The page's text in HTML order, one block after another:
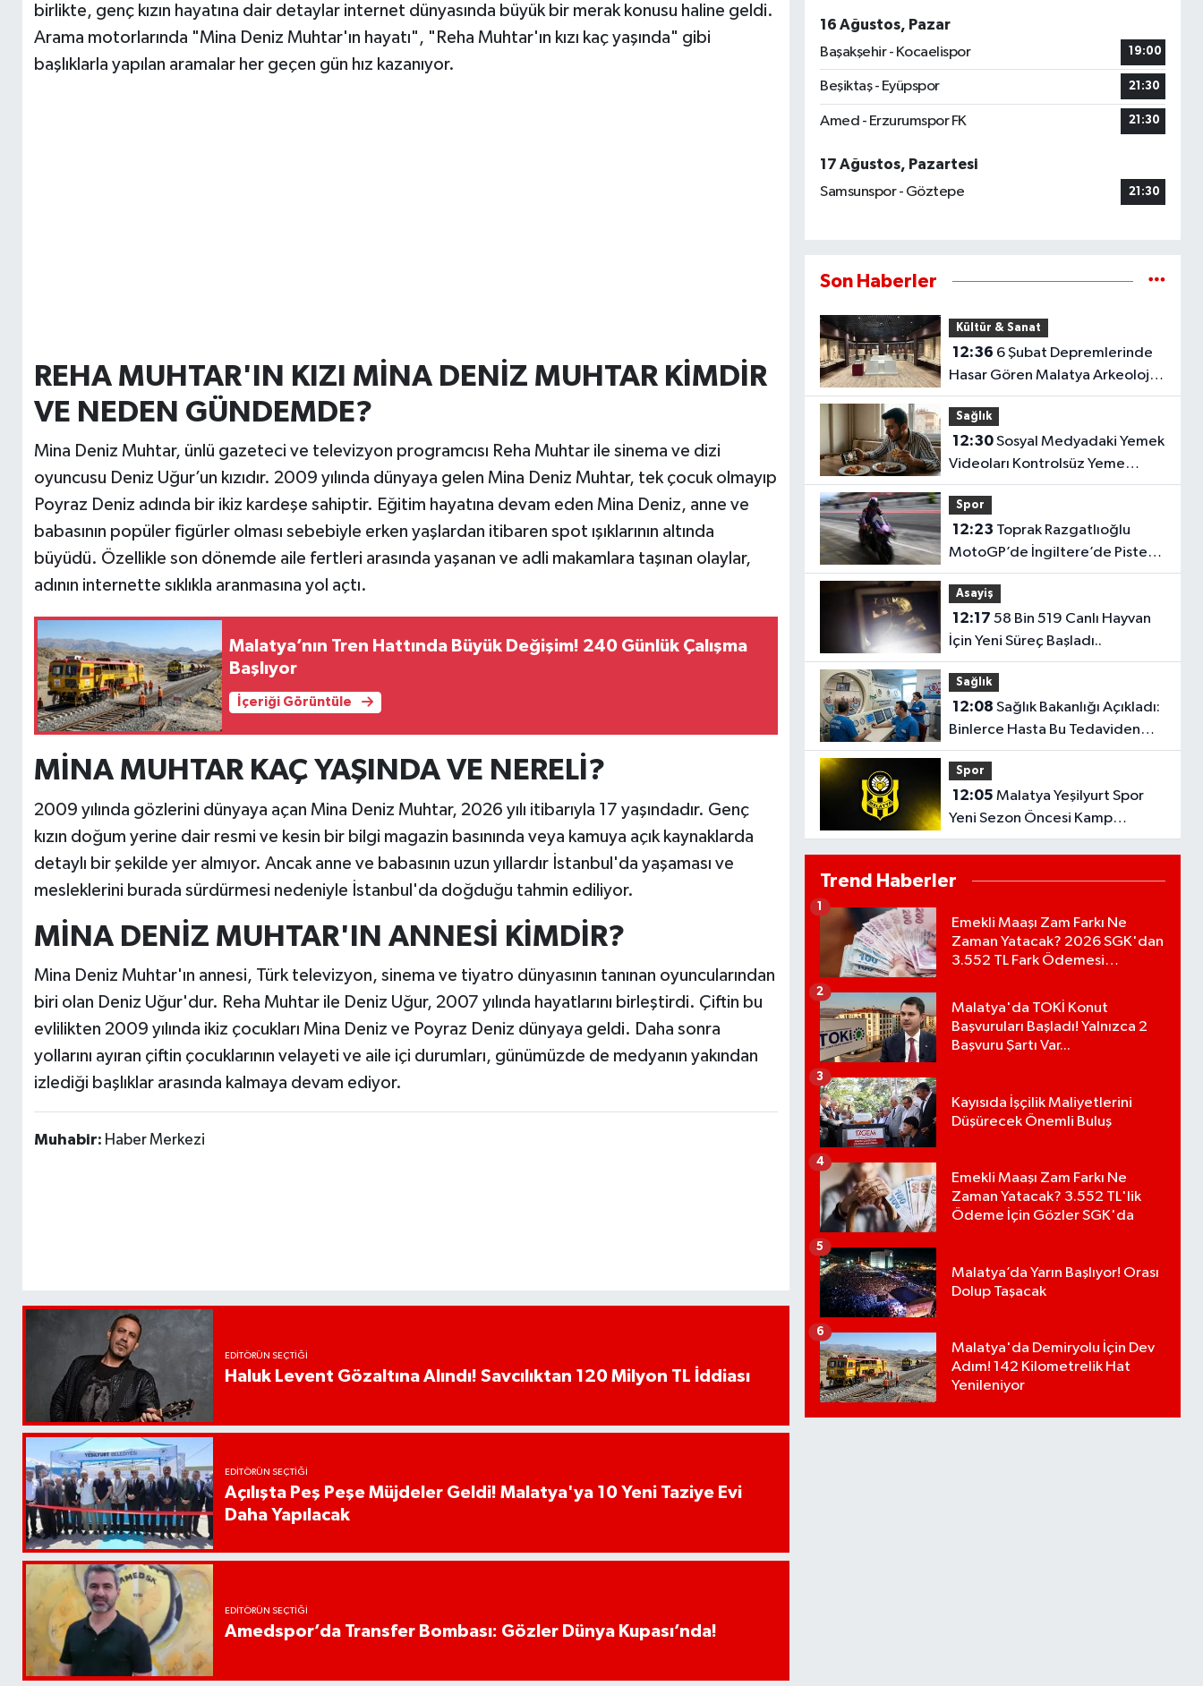
birlikte, genç kızın hayatına dair detaylar internet dünyasında büyük bir merak konusu haline geldi.
Arama motorlarında "Mina Deniz Muhtar'ın hayatı", "Reha Muhtar'ın kızı kaç yaşında" gibi
başlıklarla yapılan aramalar her geçen gün hız kazanıyor.
REHA MUHTAR'IN KIZI MİNA DENİZ MUHTAR KİMDİR
VE NEDEN GÜNDEMDE?
Mina Deniz Muhtar, ünlü gazeteci ve televizyon programcısı Reha Muhtar ile sinema ve dizi
oyuncusu Deniz Uğur’un kızıdır. 2009 yılında dünyaya gelen Mina Deniz Muhtar, tek çocuk olmayıp
Poyraz Deniz adında bir ikiz kardeşe sahiptir. Eğitim hayatına devam eden Mina Deniz, anne ve
babasının popüler figürler olması sebebiyle erken yaşlardan itibaren spot ışıklarının altında
büyüdü. Özellikle son dönemde aile fertleri arasında yaşanan ve adli makamlara taşınan olaylar,
adının internette sıklıkla aranmasına yol açtı.
Malatya’nın Tren Hattında Büyük Değişim! 240 Günlük Çalışma
Başlıyor
İçeriği Görüntüle
MİNA MUHTAR KAÇ YAŞINDA VE NERELİ?
2009 yılında gözlerini dünyaya açan Mina Deniz Muhtar, 2026 yılı itibarıyla 17 yaşındadır. Genç
kızın doğum yerine dair resmi ve kesin bir bilgi magazin basınında veya kamuya açık kaynaklarda
detaylı bir şekilde yer almıyor. Ancak anne ve babasının uzun yıllardır İstanbul'da yaşaması ve
mesleklerini burada sürdürmesi nedeniyle İstanbul'da doğduğu tahmin ediliyor.
MİNA DENİZ MUHTAR'IN ANNESİ KİMDİR?
Mina Deniz Muhtar'ın annesi, Türk televizyon, sinema ve tiyatro dünyasının tanınan oyuncularından
biri olan Deniz Uğur'dur. Reha Muhtar ile Deniz Uğur, 2007 yılında hayatlarını birleştirdi. Çiftin bu
evlilikten 2009 yılında ikiz çocukları Mina Deniz ve Poyraz Deniz dünyaya geldi. Daha sonra
yollarını ayıran çiftin çocuklarının velayeti ve aile içi durumları, günümüzde de medyanın yakından
izlediği başlıklar arasında kalmaya devam ediyor.
Muhabir: Haber Merkezi
EDITÖRÜN SEÇTIĞI
Haluk Levent Gözaltına Alındı! Savcılıktan 120 Milyon TL İddiası
EDITÖRÜN SEÇTIĞI
Açılışta Peş Peşe Müjdeler Geldi! Malatya'ya 10 Yeni Taziye Evi
Daha Yapılacak
EDITÖRÜN SEÇTIĞI
Amedspor’da Transfer Bombası: Gözler Dünya Kupası’nda!
16 Ağustos, Pazar
Başakşehir - Kocaelispor
19:00
Beşiktaş - Eyüpspor 21:30
Amed - Erzurumspor FK 21:30
17 Ağustos, Pazartesi
Samsunspor - Göztepe
21:30
Son Haberler
Kültür & Sanat
12:36
Hasar Gören Malatya Arkeoloji
Müzesi Yenilenen Yüzüyle
Açılıyor..
Sağlık
12:30Sosyal Medyadaki Yemek
Videoları Kontrolsüz Yeme
Uyarısına Neden Olabilir?
Spor
12:23
MotoGP’de İngiltere’de Piste
Çıkıyor!
Asayiş
12:17
İçin Yeni Süreç Başladı..
Sağlık
12:08
Binlerce Hasta Bu Tedaviden
Faydalandı! Rakam Dikkat Çekti..
Spor
12:05
Yeni Sezon Öncesi Kamp
Çalışmalarına Hız Verdi..
Trend Haberler
Emekli Maaşı Zam Farkı Ne
Zaman Yatacak? 2026 SGK'dan
3.552 TL Fark Ödemesi
1
Malatya'da TOKİ Konut
Başvuruları Başladı! Yalnızca 2
Başvuru Şartı Var...
2
Kayısıda İşçilik Maliyetlerini
Düşürecek Önemli Buluş
3
Emekli Maaşı Zam Farkı Ne
Zaman Yatacak? 3.552 TL'lik
Ödeme İçin Gözler SGK'da
4
Malatya’da Yarın Başlıyor! Orası
Dolup Taşacak
5
Malatya'da Demiryolu İçin Dev
Adım! 142 Kilometrelik Hat
Yenileniyor
6